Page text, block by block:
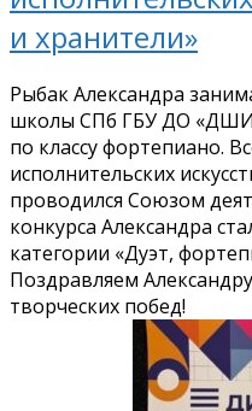
и хранители»
Рыбак Александра
школы СПб ГБУ ДО «ДШИ
по классу фортепиано.
исполнительских
проводился Союзом
конкурса Александра
категории «Дуэт,
Поздравляем
творческих побед!